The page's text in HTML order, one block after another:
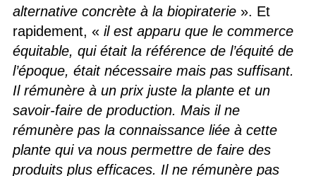
alternative concrète à la biopiraterie». Et
rapidement, « il est apparu que le commerce
équitable, qui était la référence de l’équité de
l’époque, était nécessaire mais pas suffisant.
Il rémunère à un prix juste la plante et un
savoir-faire de production. Mais il ne
rémunère pas la connaissance liée à cette
plante qui va nous permettre de faire des
produits plus efficaces. Il ne rémunère pas